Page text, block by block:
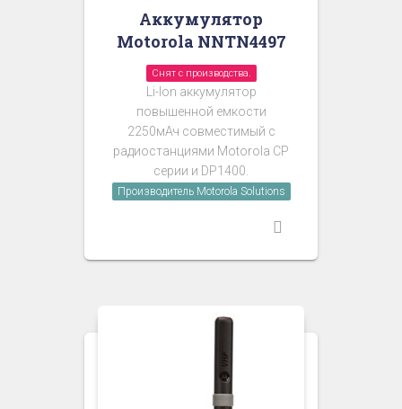
Аккумулятор
Motorola NNTN4497
Снят с производства.
Li-Ion аккумулятор
повышенной емкости
2250мАч совместимый с
радиостанциями Motorola CP
серии и DP1400
Производитель Motorola Solutions